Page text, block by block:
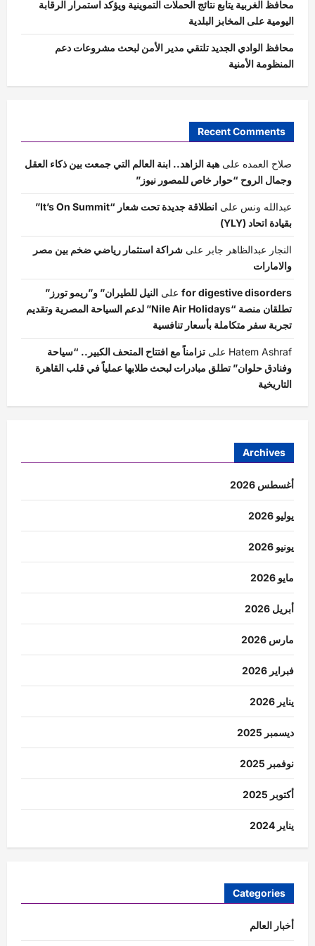
محافظ الغربية يتابع نتائج الحملات التموينية ويؤكد استمرار الرقابة
اليومية على المخابز البلدية
محافظ الوادي الجديد تلتقي مدير الأمن لبحث مشروعات دعم
المنظومة الأمنية
Recent Comments
صلاح العمده على هبة الزاهد.. ابنة العالم التي جمعت بين ذكاء العقل
وجمال الروح “حوار خاص للمصور نيوز”
عبدالله ونس على
انطلاقة جديدة تحت شعار “It’s On Summit”
بقيادة اتحاد (YLY)
النجار عبدالظاهر جابر على شراكة استثمار رياضي ضخم بين مصر
والامارات
for digestive disorders على النيل للطيران” و”ريمو تورز”
تطلقان منصة “Nile Air Holidays” لدعم السياحة المصرية وتقديم
تجربة سفر متكاملة بأسعار تنافسية
Hatem Ashraf على تزامناً مع افتتاح المتحف الكبير.. “سياحة
وفنادق حلوان” تطلق مبادرات لبحث طلابها عملياً في قلب القاهرة
التاريخية
Archives
أغسطس 2026
يوليو 2026
يونيو 2026
مايو 2026
أبريل 2026
مارس 2026
فبراير 2026
يناير 2026
ديسمبر 2025
نوفمبر 2025
أكتوبر 2025
يناير 2024
Categories
أخبار العالم